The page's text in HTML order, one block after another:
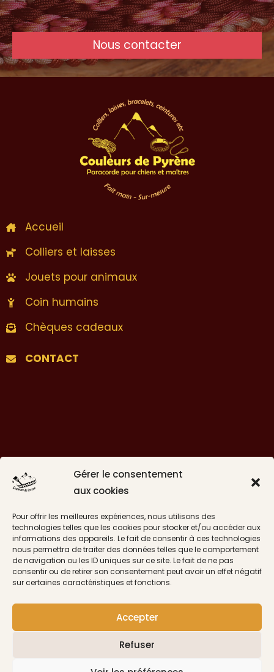
Gérer le consentement
aux cookies
Pour offrir les meilleures expériences, nous utilisons des
technologies telles que les cookies pour stocker et/ou accéder aux
informations des appareils. Le fait de consentir à ces technologies
nous permettra de traiter des données telles que le comportement
de navigation ou les ID uniques sur ce site. Le fait de ne pas
consentir ou de retirer son consentement peut avoir un effet négatif
sur certaines caractéristiques et fonctions.
Accepter
Refuser
Nous contacter
Accueil
Colliers et laisses
Jouets pour animaux
Coin humains
Chèques cadeaux
CONTACT
Suivre sur Instagram
CGV
Livraisons